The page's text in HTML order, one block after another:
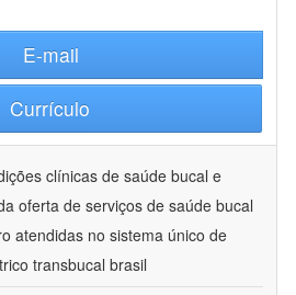
E-mail
Currículo
clínicas de saúde bucal e
oferta de serviços de saúde bucal
atendidas no sistema único de
transbucal brasil